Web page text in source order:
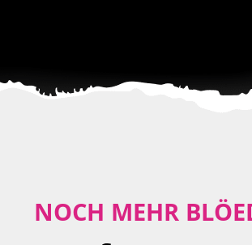
NOCH MEHR